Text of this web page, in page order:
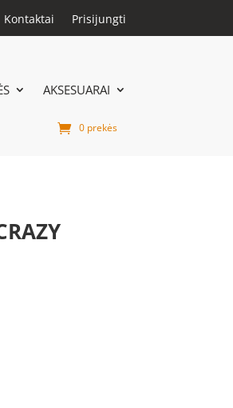
Kontaktai Prisijungti
AKSESUARAI
0 prekės